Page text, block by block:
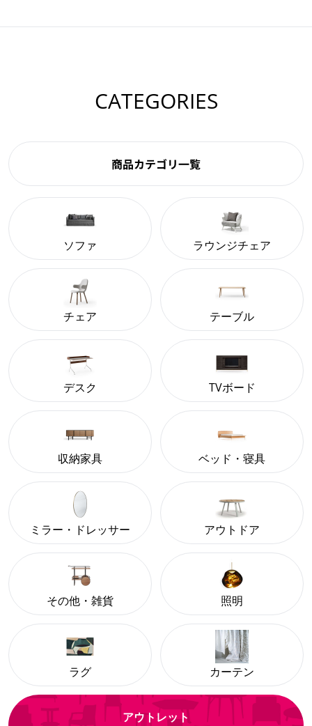
CATEGORIES
商品カテゴリ一覧
ソファ ラウンジチェア
チェア テーブル
デスク TVボード
収納家具 ベッド・寝具
ミラー・ドレッサー アウトドア
その他・雑貨 照明
ラグ カーテン
アウトレット